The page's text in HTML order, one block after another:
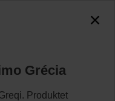
Grécia
Produktet